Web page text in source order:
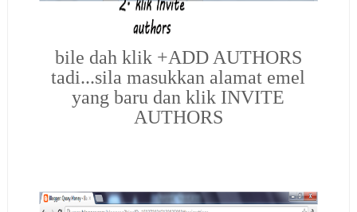
bile dah klik +ADD AUTHORS
tadi...sila masukkan alamat emel
yang baru dan klik INVITE
AUTHORS